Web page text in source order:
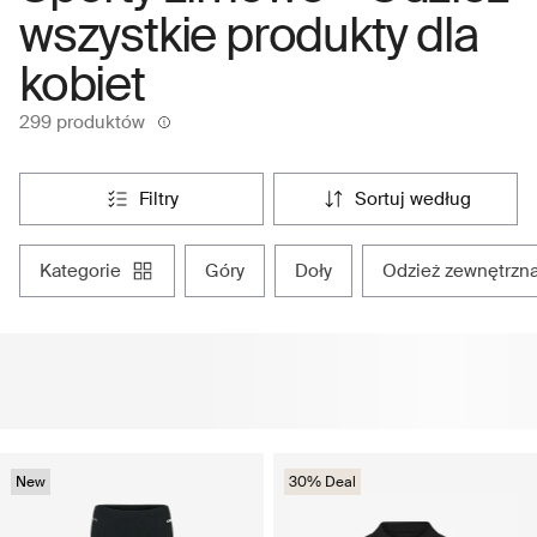
wszystkie produkty dla
kobiet
299 produktów
filtry sortuj według
kategorie góry doły odzież
New 30% Deal